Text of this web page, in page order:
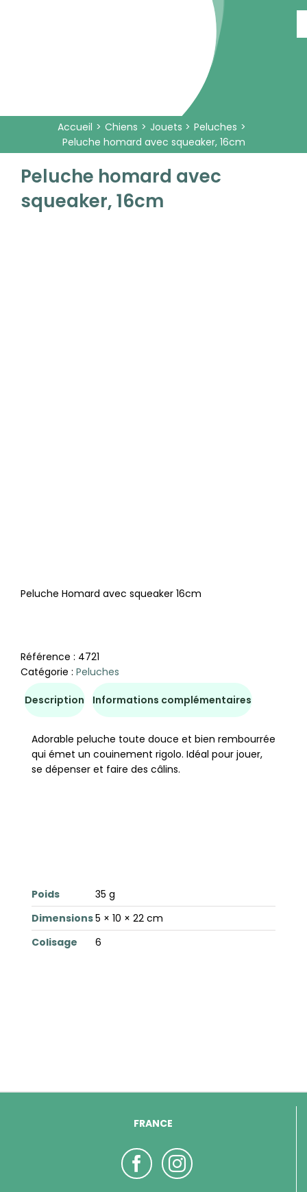
Accueil Chiens Jouets
Peluches
Peluche homard avec squeaker, 16cm
Peluche homard avec
squeaker, 16cm
Peluche Homard avec squeaker 16cm
Référence : 4721
Catégorie : Peluches
Description Informations complémentaires
Adorable peluche toute douce et bien rembourrée
qui émet un couinement rigolo. Idéal pour jouer,
se dépenser et faire des câlins.
Poids
35 g
Dimensions5 × 10 × 22 cm
Colisage
6
FRANCE